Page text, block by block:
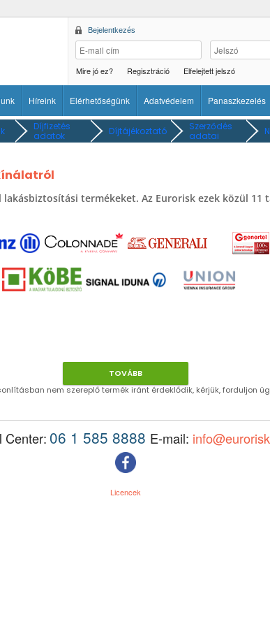
Bejelentkezés
Mire jó ez? Regisztráció Elfelejtett jelszó
Híreink Elérhetőségünk Adatvédelem Panaszkezelés
Díjfizetés
adatok
Díjtájékoztató
Szerződés
adatai
termékeket. Az Eurorisk ezek közül 11
nem szereplő termék iránt érdeklődik, kérjük, forduljon
Center: 06 1 585 8888 E-mail:
Licencek